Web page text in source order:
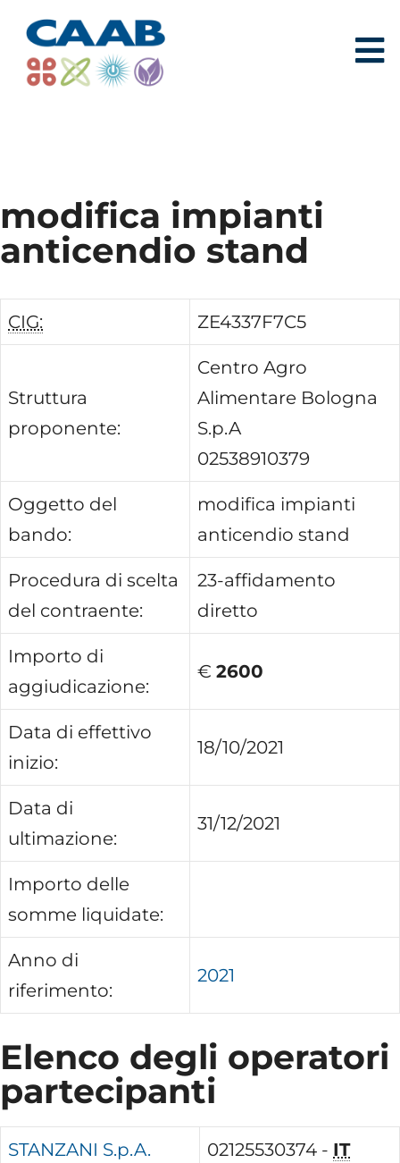
modifica impianti
anticendio stand
CIG: ZE4337F7C5
Struttura
proponente:
Centro Agro
Alimentare Bologna
S.p.A
02538910379
Oggetto del
bando:
modifica impianti
anticendio stand
Procedura di scelta
del contraente:
23-affidamento
diretto
Importo di
aggiudicazione:
€ 2600
Data di effettivo
inizio:
18/10/2021
Data di
ultimazione:
31/12/2021
Importo delle
somme liquidate:
Anno di
riferimento:
2021
Elenco degli operatori
partecipanti
STANZANI S.p.A. 02125530374 - IT